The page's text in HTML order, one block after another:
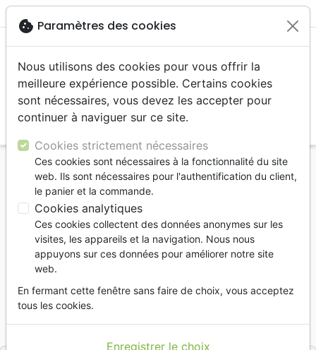
menu
Accueil Bibles
Segond
Bible Segond 1910 - de poche - duo bleu -
couverture souple - tranche argent
Bible Segond 1910
Poche, couverture souple, duo bleu,
tranche argent
Segond 1910
cookie Paramètres des cookies
Nous utilisons des cookies pour vous offrir la
meilleure expérience possible. Certains cookies
sont nécessaires, vous devez les accepter pour
continuer à naviguer sur ce site.
Cookies strictement nécessaires
Ces cookies sont nécessaires à la fonctionnalité du site
web. Ils sont nécessaires pour l'authentification du client,
le panier et la commande.
Cookies analytiques
Ces cookies collectent des données anonymes sur les
visites, les appareils et la navigation. Nous nous
appuyons sur ces données pour améliorer notre site
web.
En fermant cette fenêtre sans faire de choix, vous acceptez
tous les cookies.
Enregistrer le choix